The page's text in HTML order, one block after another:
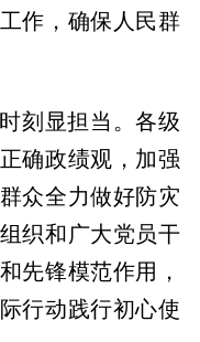
作，确保人民群
刻显担当。各级
确政绩观，加强
众全力做好防灾
织和广大党员干
先锋模范作用，
行动践行初心使